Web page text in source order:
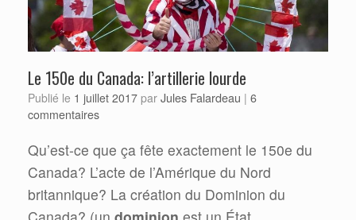
Le 150e du Canada: l’artillerie lourde
Publié le 1 juillet 2017 par Jules Falardeau | 6
commentaires
Qu’est-ce que ça fête exactement le 150e du
Canada? L’acte de l’Amérique du Nord
britannique? La création du Dominion du